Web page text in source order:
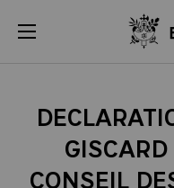
menu
CONSEIL
Panneau de gestion des